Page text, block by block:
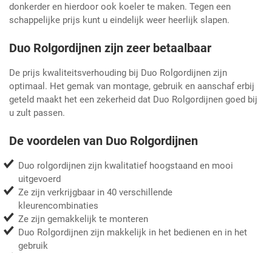
donkerder en hierdoor ook koeler te maken. Tegen een
schappelijke prijs kunt u eindelijk weer heerlijk slapen.
Duo Rolgordijnen zijn zeer betaalbaar
De prijs kwaliteitsverhouding bij Duo Rolgordijnen zijn
optimaal. Het gemak van montage, gebruik en aanschaf erbij
geteld maakt het een zekerheid dat Duo Rolgordijnen goed bij
u zult passen.
De voordelen van Duo Rolgordijnen
Duo rolgordijnen zijn kwalitatief hoogstaand en mooi
uitgevoerd
Ze zijn verkrijgbaar in 40 verschillende
kleurencombinaties
Ze zijn gemakkelijk te monteren
Duo Rolgordijnen zijn makkelijk in het bedienen en in het
gebruik